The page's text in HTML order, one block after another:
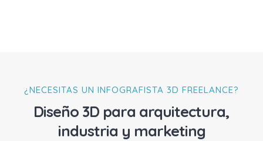
¿NECESITAS UN INFOGRAFISTA 3D FREELANCE?
Diseño 3D para arquitectura,
industria y marketing